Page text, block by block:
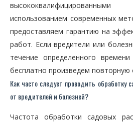
использованием современных
предоставляем гарантию на
работ. Если вредители или
течение определенного
бесплатно произведем повторную
Как часто следует проводить обработку
от вредителей и болезней?
Частота обработки садовых